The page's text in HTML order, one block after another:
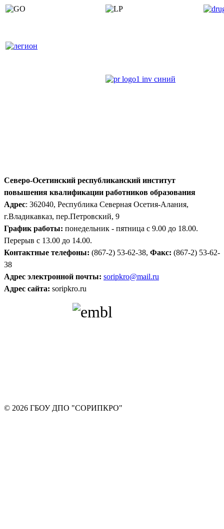
Северо-Осетинский республиканский институт
повышения квалификации работников образования
Адрес: 362040, Республика Северная Осетия-Алания,
г.Владикавказ, пер.Петровский, 9
График работы: понедельник - пятница с 9.00 до 18.00.
Перерыв с 13.00 до 14.00.
Контактные телефоны: (867-2) 53-62-38, Факс: (867-2) 53-62-
38
Адрес электронной почты: soripkro@mail.ru
Адрес сайта: soripkro.ru
© 2026 ГБОУ ДПО "СОРИПКРО"